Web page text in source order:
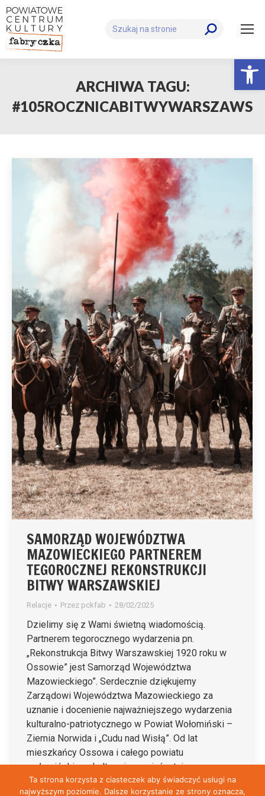
Szukaj:
ARCHIWA TAGU:
SAMORZĄD WOJEWÓDZTWA
MAZOWIECKIEGO PARTNEREM
TEGOROCZNEJ REKONSTRUKCJI
BITWY WARSZAWSKIEJ
Relacje Przez pckfab 28/02/2025
Dzielimy się z Wami świetną wiadomością.
Partnerem tegorocznego wydarzenia pn.
„Rekonstrukcja Bitwy Warszawskiej 1920 roku w
Ossowie” jest Samorząd Województwa
Mazowieckiego”. Serdecznie dziękujemy
Zarządowi Województwa Mazowieckiego za
uznanie i docenienie najważniejszego wydarzenia
kulturalno-patriotycznego w Powiat Wołomiński –
Ziemia Norwida i „Cudu nad Wisłą”. Od lat
mieszkańcy Ossowa i całego powiatu
wołomińskiego kultywują pamięć o tej…
Ta strona korzysta z ciasteczek aby świadczyć usługi na
najwyższym poziomie. Dalsze korzystanie ze strony oznacza,